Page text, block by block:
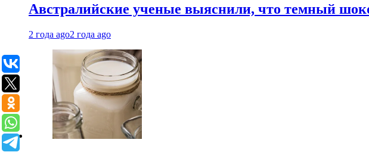
Австралийские ученые выяснили, что темный
2 года ago2 года ago